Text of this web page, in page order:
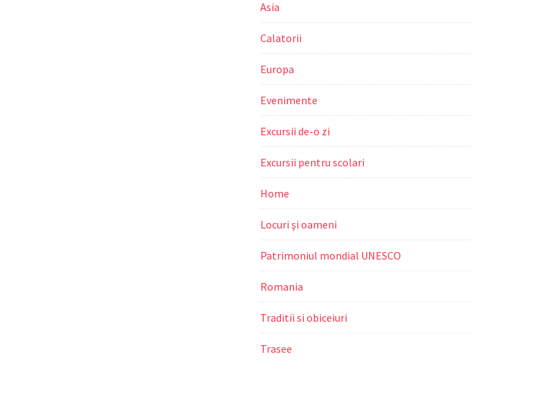
Asia
Calatorii
Europa
Evenimente
Excursii de-o zi
Excursii pentru scolari
Home
Locuri şi oameni
Patrimoniul mondial UNESCO
Romania
Traditii si obiceiuri
Trasee